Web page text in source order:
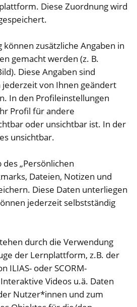
Diese Zuordnung wird
zusätzliche Angaben in
gemacht werden (z. B.
Diese Angaben sind
von Ihnen geändert
In den Profileinstellungen
Profil für andere
oder unsichtbar ist. In der
unsichtbar.
„Persönlichen
Dateien, Notizen und
Diese Daten unterliegen
jederzeit selbstständig
durch die Verwendung
der Lernplattform, z.B. der
ILIAS- oder SCORM-
Videos u.ä. Daten
Nutzer*innen und zum